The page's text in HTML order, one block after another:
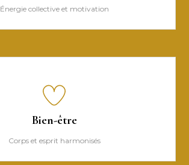
Énergie collective et motivation
Bien-être
Corps et esprit harmonisés